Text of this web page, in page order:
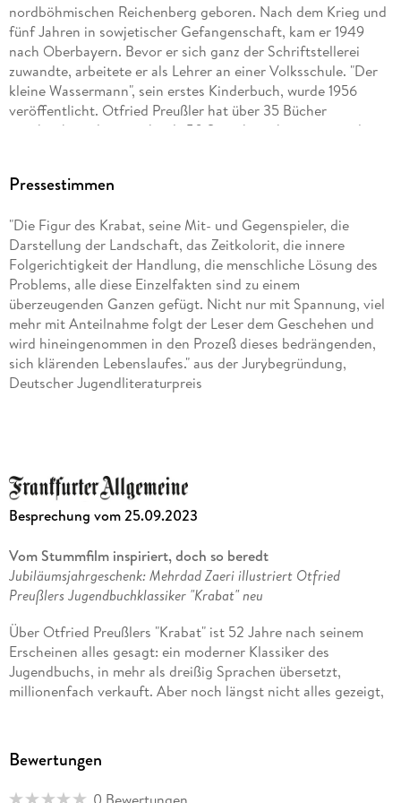
nordböhmischen Reichenberg geboren. Nach dem Krieg und
fünf Jahren in sowjetischer Gefangenschaft, kam er 1949
nach Oberbayern. Bevor er sich ganz der Schriftstellerei
zuwandte, arbeitete er als Lehrer an einer Volksschule. "Der
kleine Wassermann", sein erstes Kinderbuch, wurde 1956
veröffentlicht. Otfried Preußler hat über 35 Bücher
geschrieben, die in mehr als 50 Sprachen übersetzt wurden
Millionen Exemplare. Otfried Preußler starb am 18. Februar
Pressestimmen
"Die Figur des Krabat, seine Mit- und Gegenspieler, die
Darstellung der Landschaft, das Zeitkolorit, die innere
Folgerichtigkeit der Handlung, die menschliche Lösung des
Problems, alle diese Einzelfakten sind zu einem
überzeugenden Ganzen gefügt. Nicht nur mit Spannung, viel
mehr mit Anteilnahme folgt der Leser dem Geschehen und
wird hineingenommen in den Prozeß dieses bedrängenden,
sich klärenden Lebenslaufes." aus der Jurybegründung,
Deutscher Jugendliteraturpreis
lesenswert, ein Volksbuch im besten Sinne. Irmela Brender,
Süddeutscher Rundfunk
Besprechung vom 25.09.2023
Vom Stummfilm inspiriert, doch so beredt
Jubiläumsjahrgeschenk: Mehrdad Zaeri illustriert Otfried
Preußlers Jugendbuchklassiker "Krabat" neu
Über Otfried Preußlers "Krabat" ist 52 Jahre nach seinem
Erscheinen alles gesagt: ein moderner Klassiker des
Jugendbuchs, in mehr als dreißig Sprachen übersetzt,
millionenfach verkauft. Aber noch längst nicht alles gezeigt,
Holzing, die von der ersten Ausgabe an fest zu "Krabat"
gehört haben: Mit ihrer bunten, papiertheaterartigen
Anmutung, die dem Barock der Handlungszeit des Buchs
Bewertungen